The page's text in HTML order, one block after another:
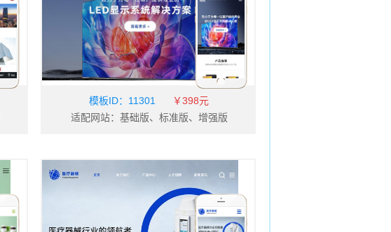
模板ID： 11301
￥398元
适配网站：基础版、标准版、增强版